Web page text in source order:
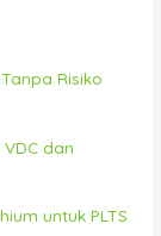
Risiko
dan
untuk PLTS